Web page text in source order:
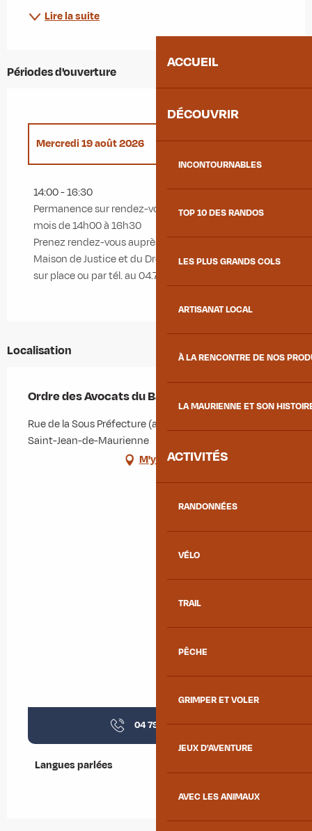
ACCUEIL
DÉCOUVRIR
INCONTOURNABLES
TOP 10 DES RANDOS
LES PLUS GRANDS COLS
ARTISANAT LOCAL
À LA RENCONTRE DE NOS
LA MAURIENNE ET SON
ACTIVITÉS
RANDONNÉES
VÉLO
TRAIL
PÊCHE
GRIMPER ET VOLER
JEUX D'AVENTURE
AVEC LES ANIMAUX
Lire la suite
Périodes d'ouverture
Mercredi 18 février 2026
Mercredi 18 mars 2026
Mercredi 20 mai 2026
Mercredi 15 juillet 2026
Mercredi 19 août 2026
Mercredi 16 septembre 2026
14:00 - 16:30
Permanence sur rendez-vous le 3ème mercredi du
mois de 14h00 à 16h30
Prenez rendez-vous auprès de l'Agent d'Accueil à la
Maison de Justice et du Droit
sur place ou par tél. au 04.79.56.83.54
Localisation
Ordre des Avocats du Barreau d'Albertville
Rue de la Sous Préfecture (ancien tribunal), 73300
Saint-Jean-de-Maurienne
M'y rendre
04 79 56 83▒▒
Langues parlées
Langues parlées